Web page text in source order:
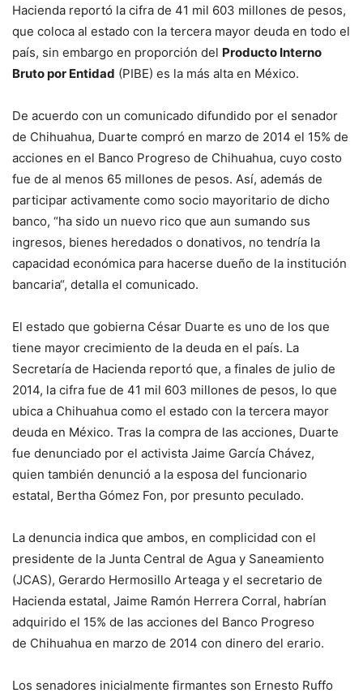
Hacienda reportó la cifra de 41 mil 603 millones de pesos,
que coloca al estado con la tercera mayor deuda en todo el
país, sin embargo en proporción del Producto Interno
Bruto por Entidad (PIBE) es la más alta en México.
De acuerdo con un comunicado difundido por el senador
de Chihuahua, Duarte compró en marzo de 2014 el 15% de
acciones en el Banco Progreso de Chihuahua, cuyo costo
fue de al menos 65 millones de pesos. Así, además de
participar activamente como socio mayoritario de dicho
banco, “ha sido un nuevo rico que aun sumando sus
ingresos, bienes heredados o donativos, no tendría la
capacidad económica para hacerse dueño de la institución
bancaria“, detalla el comunicado.
El estado que gobierna César Duarte es uno de los que
tiene mayor crecimiento de la deuda en el país. La
Secretaría de Hacienda reportó que, a finales de julio de
2014, la cifra fue de 41 mil 603 millones de pesos, lo que
ubica a Chihuahua como el estado con la tercera mayor
deuda en México. Tras la compra de las acciones, Duarte
fue denunciado por el activista Jaime García Chávez,
quien también denunció a la esposa del funcionario
estatal, Bertha Gómez Fon, por presunto peculado.
La denuncia indica que ambos, en complicidad con el
presidente de la Junta Central de Agua y Saneamiento
(JCAS), Gerardo Hermosillo Arteaga y el secretario de
Hacienda estatal, Jaime Ramón Herrera Corral, habrían
adquirido el 15% de las acciones del Banco Progreso
de Chihuahua en marzo de 2014 con dinero del erario.
Los senadores inicialmente firmantes son Ernesto Ruffo